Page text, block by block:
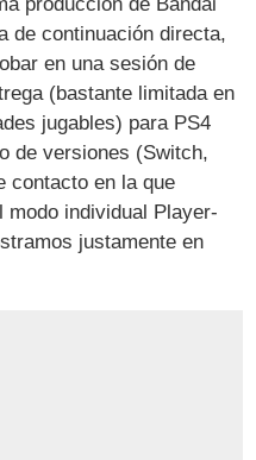
de continuación directa,
en una sesión de
(bastante limitada en
jugables) para PS4
de versiones (Switch,
contacto en la que
modo individual Player-
justamente en